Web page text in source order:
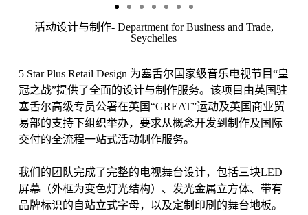
活动设计与制作- Department for Business and Trade,
Seychelles
5 Star Plus Retail Design 为塞舌尔国家级音乐电视节目“皇
冠之战”提供了全面的设计与制作服务。该项目由英国驻
塞舌尔高级专员公署在英国“GREAT”运动及英国商业贸
易部的支持下组织举办，要求从概念开发到制作及国际
交付的全流程一站式活动制作服务。
我们的团队完成了完整的电视舞台设计，包括三块LED
屏幕（外框为变色灯光结构）、发光金属立方体、带有
品牌标识的自站立式字母，以及定制印刷的舞台地板。